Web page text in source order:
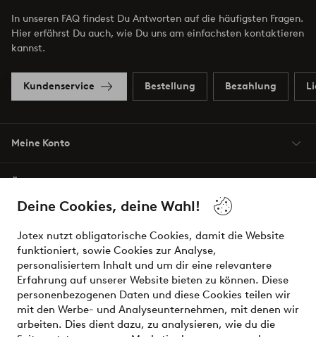
Deine Cookies, deine Wahl!
Jotex nutzt obligatorische Cookies, damit die Website
funktioniert, sowie Cookies zur Analyse,
personalisiertem Inhalt und um dir eine relevantere
Erfahrung auf unserer Website bieten zu können. Diese
personenbezogenen Daten und diese Cookies teilen wir
mit den Werbe- und Analyseunternehmen, mit denen wir
arbeiten. Dies dient dazu, zu analysieren, wie du die
In unseren FAQ findest Du Antworten auf die häufigsten Fragen.
Hier erfährst Du auch, wie Du uns am einfachsten kontaktieren
kannst.
Kundenservice Bestellung Bezahlung
Meine Konto
Bedingungen
Sichere Zahlungen - Jetzt bezahlen oder aufteilen